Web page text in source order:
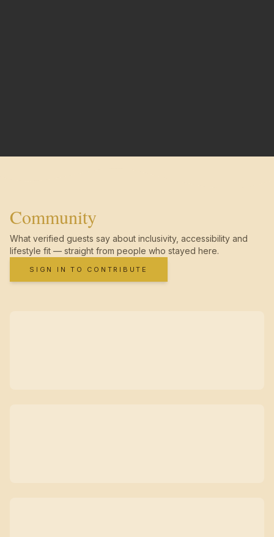
Community
What verified guests say about inclusivity, accessibility and
lifestyle fit — straight from people who stayed here.
SIGN IN TO CONTRIBUTE